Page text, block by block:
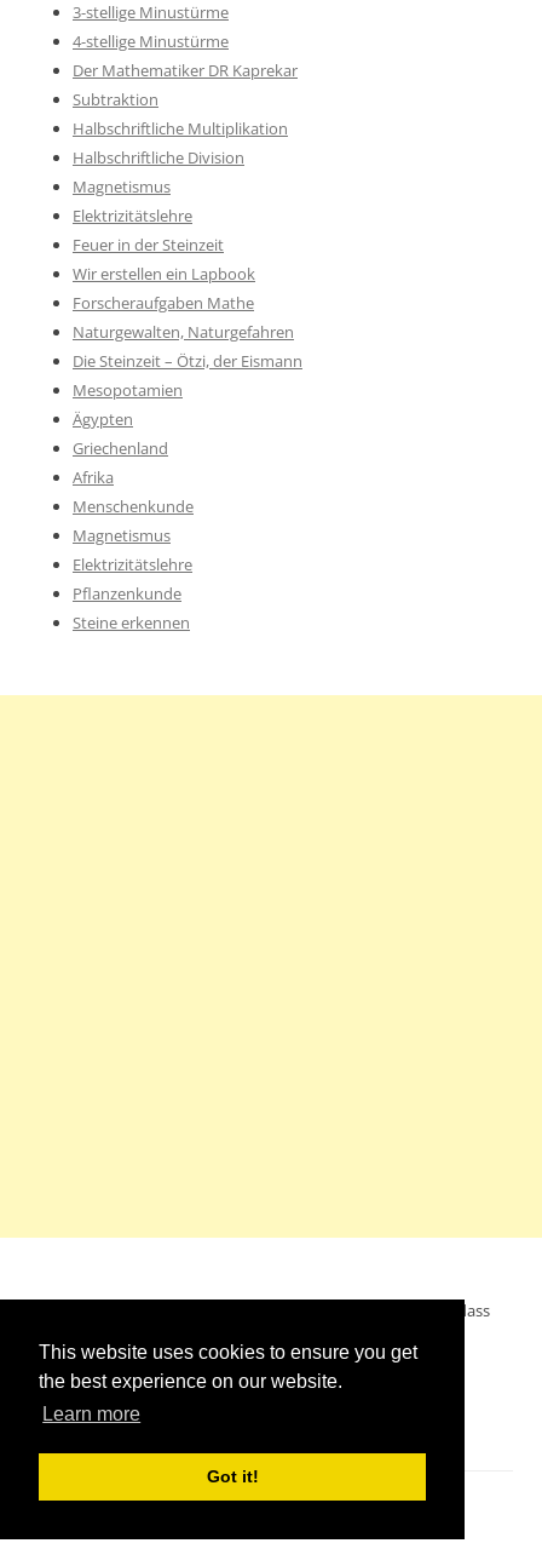
This website uses cookies to ensure you get
the best experience on our website.
Learn more
Got it!
3-stellige Minustürme
4-stellige Minustürme
Der Mathematiker DR Kaprekar
Subtraktion
Halbschriftliche Multiplikation
Halbschriftliche Division
Magnetismus
Elektrizitätslehre
Feuer in der Steinzeit
Wir erstellen ein Lapbook
Forscheraufgaben Mathe
Naturgewalten, Naturgefahren
Die Steinzeit – Ötzi, der Eismann
Mesopotamien
Ägypten
Griechenland
Afrika
Menschenkunde
Magnetismus
Elektrizitätslehre
Pflanzenkunde
Steine erkennen
Mein Wunsch: dass alle Menschen ohne Krieg leben dürfen, dass
alle Menschen den Krieg verurteilen und sich von den
Kriegstreibern abwenden. Das wünsche ich mir.